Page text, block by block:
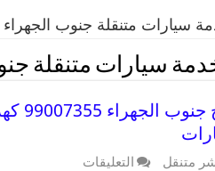
سيارات متنقلة جنوب الجهراء
سيارات متنقلة
بنشر
متنقل التعليقات